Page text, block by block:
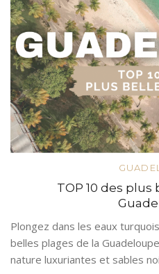
TOP 10 des
Plongez dans les eaux
belles plages de la
nature luxuriantes et sables